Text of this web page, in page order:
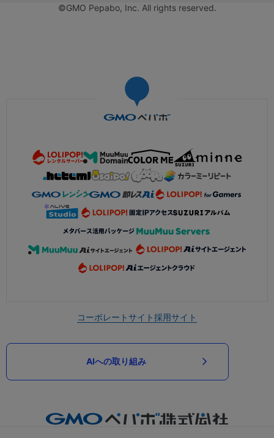
©GMO Pepabo, Inc. All rights reserved.
コーポレートサイト採用サイト
AIへの取り組み